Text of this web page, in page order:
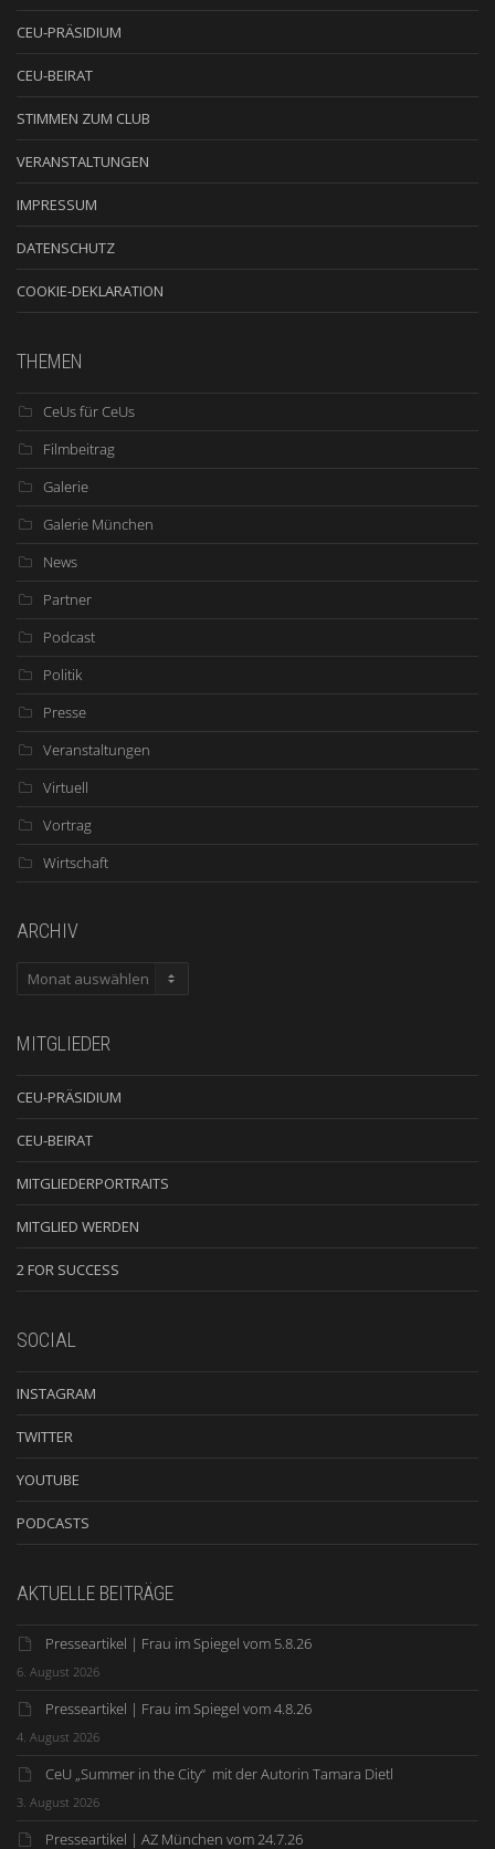
CEU-PRÄSIDIUM
CEU-BEIRAT
STIMMEN ZUM CLUB
VERANSTALTUNGEN
IMPRESSUM
DATENSCHUTZ
COOKIE-DEKLARATION
THEMEN
CeUs für CeUs
Filmbeitrag
Galerie
Galerie München
News
Partner
Podcast
Politik
Presse
Veranstaltungen
Virtuell
Vortrag
Wirtschaft
ARCHIV
ARCHIV
MITGLIEDER
CEU-PRÄSIDIUM
CEU-BEIRAT
MITGLIEDERPORTRAITS
MITGLIED WERDEN
2 FOR SUCCESS
SOCIAL
INSTAGRAM
TWITTER
YOUTUBE
PODCASTS
AKTUELLE BEITRÄGE
Presseartikel | Frau im Spiegel vom 5.8.26
6. August 2026
Presseartikel | Frau im Spiegel vom 4.8.26
4. August 2026
CeU „Summer in the City“ mit der Autorin Tamara Dietl
3. August 2026
Presseartikel | AZ München vom 24.7.26